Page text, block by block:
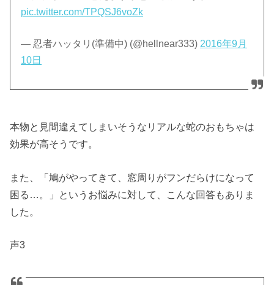
pic.twitter.com/TPQSJ6voZk
— 忍者ハッタリ(準備中) (@hellnear333) 2016年9月
10日
本物と見間違えてしまいそうなリアルな蛇のおもちゃは
効果が高そうです。
また、「鳩がやってきて、窓周りがフンだらけになって
困る…。」というお悩みに対して、こんな回答もありま
した。
声3